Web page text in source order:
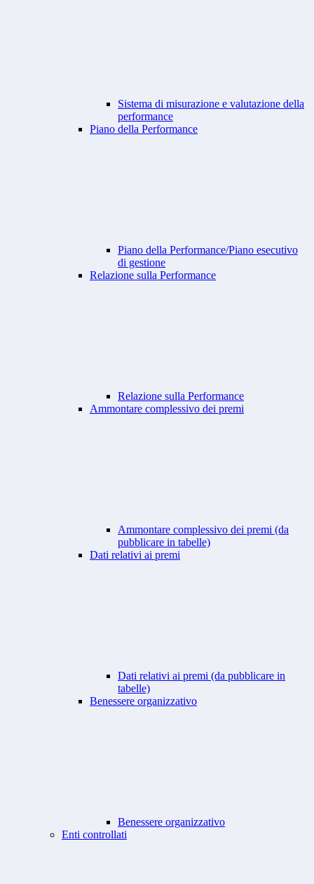
Sistema di misurazione e valutazione della
performance
Piano della Performance
Piano della Performance/Piano esecutivo
di gestione
Relazione sulla Performance
Relazione sulla Performance
Ammontare complessivo dei premi
Ammontare complessivo dei premi (da
pubblicare in tabelle)
Dati relativi ai premi
Dati relativi ai premi (da pubblicare in
tabelle)
Benessere organizzativo
Benessere organizzativo
Enti controllati